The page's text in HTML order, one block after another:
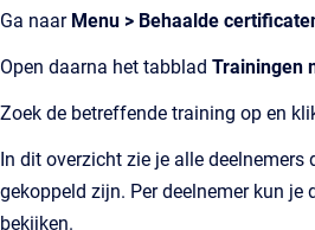
Ga naar Menu > Behaalde
Open daarna het tabblad Trainingen
Zoek de betreffende training op en
In dit overzicht zie je alle deelnemers
gekoppeld zijn. Per deelnemer kun je
bekijken.